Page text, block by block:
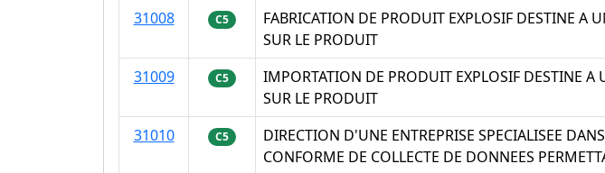
31008
C5
FABRICATION DE PRODUIT EXPLOSIF DESTINE A
SUR LE PRODUIT
31009
C5
IMPORTATION DE PRODUIT EXPLOSIF DESTINE
SUR LE PRODUIT
31010
C5
DIRECTION D'UNE ENTREPRISE SPECIALISEE
CONFORME DE COLLECTE DE DONNEES